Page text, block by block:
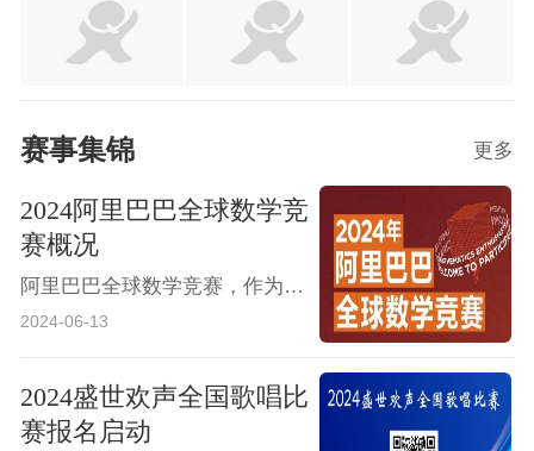
赛事集锦 更多
2024阿里巴巴全球数学竞
赛概况
阿里巴巴全球数学竞赛，作为由阿里巴巴公益基金会和阿里巴巴达摩院共同主办的全球性数学盛会，自2018年启动以来，已迅速成长为全球最大的在线数学竞赛之一。
2024-06-13
2024盛世欢声全国歌唱比
赛报名启动